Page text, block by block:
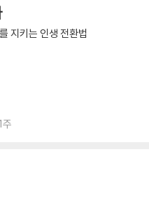
지키는 인생 전환법